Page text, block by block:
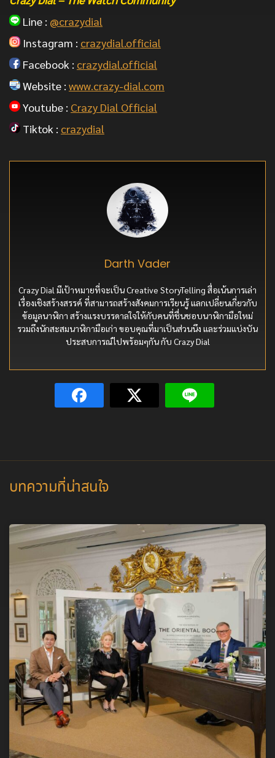
Line : @crazydial
Instagram : crazydial.official
Facebook : crazydial.official
Website : www.crazy-dial.com
Youtube : Crazy Dial Official
Tiktok : crazydial
Darth Vader
Crazy Dial มีเป้าหมายที่จะเป็น Creative StoryTelling สื่อเน้นการเล่า
เรื่องเชิงสร้างสรรค์ ที่สามารถสร้างสังคมการเรียนรู้ แลกเปลี่ยนเกี่ยวกับ
ข้อมูลนาฬิกา สร้างแรงบรรดาลใจให้กับคนที่ชื่นชอบนาฬิกามือใหม่
รวมถึงนักสะสมนาฬิกามือเก่า ขอบคุณที่มาเป็นส่วนนึง และร่วมแบ่งบัน
ประสบการณ์ไปพร้อมๆกัน กับ Crazy Dial
บทความที่น่าสนใจ